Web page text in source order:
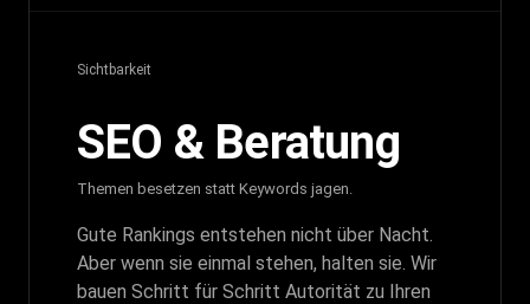
Sichtbarkeit
SEO & Beratung
Themen besetzen statt Keywords jagen.
Gute Rankings entstehen nicht über Nacht.
Aber wenn sie einmal stehen, halten sie. Wir
bauen Schritt für Schritt Autorität zu Ihren